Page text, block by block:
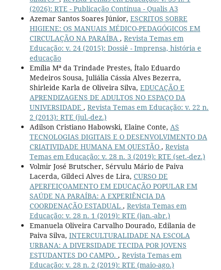
(2026): RTE - Publicação Contínua - Qualis A3
Azemar Santos Soares Júnior, ESCRITOS SOBRE
HIGIENE: OS MANUAIS MÉDICO-PEDAGÓGICOS EM
CIRCULAÇÃO NA PARAÍBA , Revista Temas em
Educação: v. 24 (2015): Dossiê - Imprensa, história e
educação
Emília Mª da Trindade Prestes, Ítalo Eduardo
Medeiros Sousa, Juliália Cássia Alves Bezerra,
Shirleide Karla de Oliveira Silva, EDUCAÇÃO E
APRENDIZAGENS DE ADULTOS NO ESPAÇO DA
UNIVERSIDADE , Revista Temas em Educação: v. 22 n.
2 (2013): RTE (jul.-dez.)
Adilson Cristiano Habowski, Elaine Conte, AS
TECNOLOGIAS DIGITAIS E O DESENVOLVIMENTO DA
CRIATIVIDADE HUMANA EM QUESTÃO , Revista
Temas em Educação: v. 28 n. 3 (2019): RTE (set.-dez.)
Volmir José Brutscher, Sérvulu Mário de Paiva
Lacerda, Gildeci Alves de Lira, CURSO DE
APERFEIÇOAMENTO EM EDUCAÇÃO POPULAR EM
SAÚDE NA PARAÍBA: A EXPERIÊNCIA DA
COORDENAÇÃO ESTADUAL , Revista Temas em
Educação: v. 28 n. 1 (2019): RTE (jan.-abr.)
Emanuela Oliveira Carvalho Dourado, Edilania de
Paiva Silva, INTERCULTURALIDADE NA ESCOLA
URBANA: A DIVERSIDADE TECIDA POR JOVENS
ESTUDANTES DO CAMPO. , Revista Temas em
Educação: v. 28 n. 2 (2019): RTE (maio-ago.)